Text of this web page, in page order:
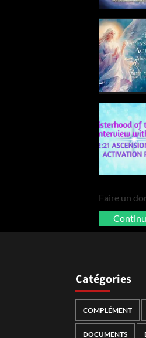
Faire un
Catégories
COMPLÉMENT
DOCUMENTS